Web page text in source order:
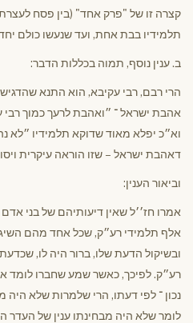
קצרה זו של "פרק אחד" (בין פסח
תלמידיו בבת אחת, ועד שנעשו כולם
ב. ענין נוסף, תמוה בכללות הדבר:
הרי רבם, רבי עקיבא, הוא התנא
אהבת ישראל ־ ״ואהבת לרעך כמוך רבי
וא״כ יפלא מאוד שדוקא תלמידיו ״לא
דאהבת ישראל – שזו הוראה עיקרית
וביאור הענין:
אמרו חז׳׳ל שאין דיעותיהם של בני
אלף תלמידי רע״ק, שכל אחד מהם השיג
ובשיקול הדעת שלו, ברור היה לו,
רע״ק. לפיכך, כאשר שמע שחברו לומד
נכון ־ לפי דעתו, הרי שלמרות שלא היה
לומר שלא היה מבחינתו ענין של